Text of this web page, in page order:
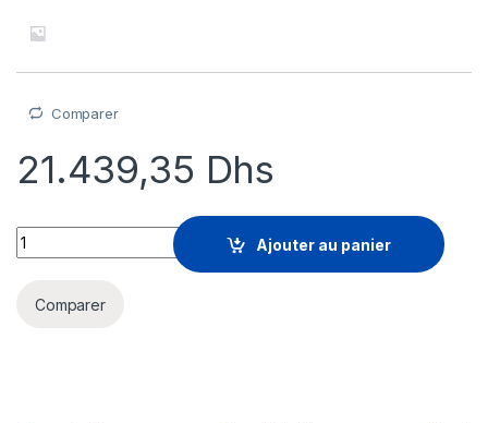
Comparer
21.439,35 Dhs
Check Point Next Generation Firewall - licence
Ajouter au panier
Comparer